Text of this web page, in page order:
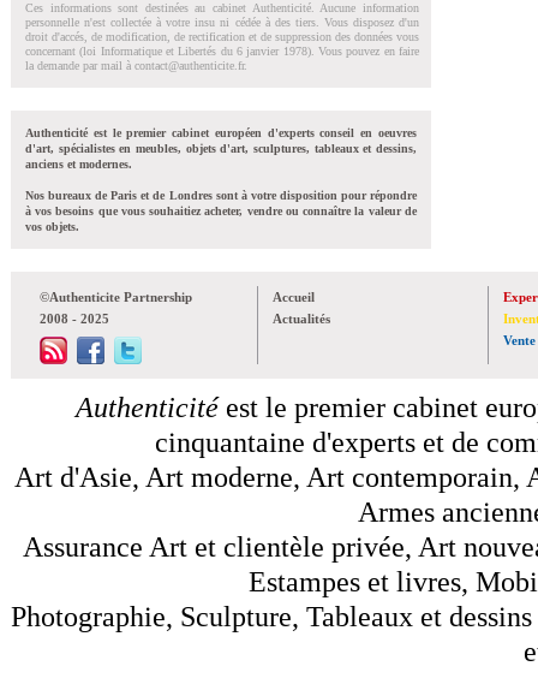
Ces informations sont destinées au cabinet Authenticité. Aucune information
personnelle n'est collectée à votre insu ni cédée à des tiers. Vous disposez d'un
droit d'accés, de modification, de rectification et de suppression des données vous
concernant (loi Informatique et Libertés du 6 janvier 1978). Vous pouvez en faire
la demande par mail à contact@authenticite.fr.
Authenticité est le premier cabinet européen d'experts conseil en oeuvres
d'art, spécialistes en meubles, objets d'art, sculptures, tableaux et dessins,
anciens et modernes.
Nos bureaux de Paris et de Londres sont à votre disposition pour répondre
à vos besoins que vous souhaitiez acheter, vendre ou connaître la valeur de
vos objets.
©Authenticite Partnership
2008 - 2025
Accueil
Actualités
Vente
Authenticitéest le premier cabinet
cinquantaine d'experts et de
Art d'Asie, Art moderne, Art contemporain,
Armes
Assurance Art et clientèle privée, Art
Estampes et livres,
Photographie, Sculpture, Tableaux et